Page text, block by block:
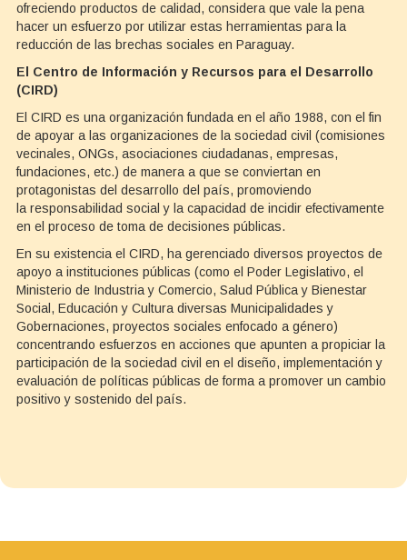
ofreciendo productos de calidad, considera que vale la pena
hacer un esfuerzo por utilizar estas herramientas para la
reducción de las brechas sociales en Paraguay.
El Centro de Información y Recursos para el Desarrollo
(CIRD)
El CIRD es una organización fundada en el año 1988, con el fin
de apoyar a las organizaciones de la sociedad civil (comisiones
vecinales, ONGs, asociaciones ciudadanas, empresas,
fundaciones, etc.) de manera a que se conviertan en
protagonistas del desarrollo del país, promoviendo
la responsabilidad social y la capacidad de incidir efectivamente
en el proceso de toma de decisiones públicas.
En su existencia el CIRD, ha gerenciado diversos proyectos de
apoyo a instituciones públicas (como el Poder Legislativo, el
Ministerio de Industria y Comercio, Salud Pública y Bienestar
Social, Educación y Cultura diversas Municipalidades y
Gobernaciones, proyectos sociales enfocado a género)
concentrando esfuerzos en acciones que apunten a propiciar la
participación de la sociedad civil en el diseño, implementación y
evaluación de políticas públicas de forma a promover un cambio
positivo y sostenido del país.